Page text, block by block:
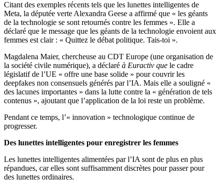
Citant des exemples récents tels que les lunettes intelligentes de
Meta, la députée verte Alexandra Geese a affirmé que « les géants
de la technologie se sont retournés contre les femmes ». Elle a
déclaré que le message que les géants de la technologie envoient aux
femmes est clair : « Quittez le débat politique. Tais-toi ».
Magdalena Maier, chercheuse au CDT Europe (une organisation de
la société civile numérique), a déclaré à Euractiv que le cadre
législatif de l’UE « offre une base solide » pour couvrir les
deepfakes non consensuels générés par l’IA. Mais elle a souligné «
des lacunes importantes » dans la lutte contre la « génération de tels
contenus », ajoutant que l’application de la loi reste un problème.
Pendant ce temps, l’« innovation » technologique continue de
progresser.
Des lunettes intelligentes pour enregistrer les femmes
Les lunettes intelligentes alimentées par l’IA sont de plus en plus
répandues, car elles sont suffisamment discrètes pour passer pour
des lunettes ordinaires.